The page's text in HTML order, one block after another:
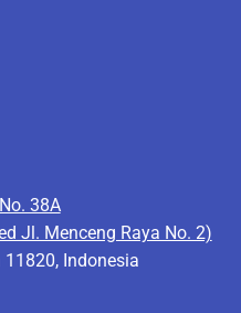
38A
Jl. Menceng Raya No. 2)
Indonesia